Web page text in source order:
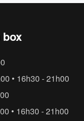
box
• 16h30 - 21h00
• 16h30 - 21h00